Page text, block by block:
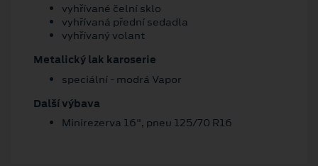
vyhřívané čelní sklo
vyhřívaná přední sedadla
vyhřívaný volant
Metalický lak karoserie
speciální - modrá Vapor
Další výbava
Minirezerva 16", pneu 125/70 R16